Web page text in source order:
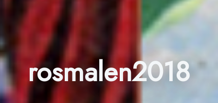
rosmalen2018